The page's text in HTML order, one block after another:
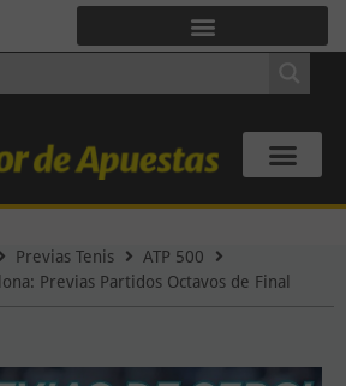
Previas Tenis
ATP 500
Previas Partidos Octavos de Final